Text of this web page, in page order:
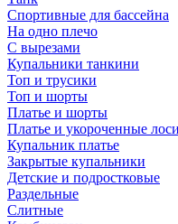
Спортивные для бассейна
На одно плечо
С вырезами
Купальники танкини
Топ и трусики
Топ и шорты
Платье и шорты
Платье и укороченные
Купальник платье
Закрытые купальники
Детские и подростковые
Раздельные
Слитные